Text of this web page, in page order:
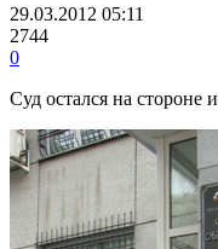
29.03.2012 05:11
2744
0
Суд остался на стороне